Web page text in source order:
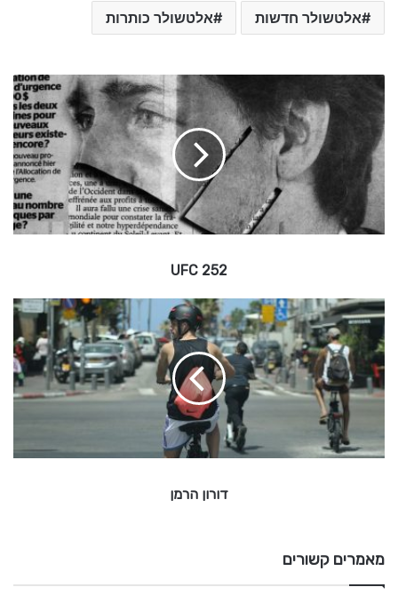
אלטשולר חדשות אלטשולר כותרות
F
C
2
UFC 252
ד
ו
ר
ו
ה
מ
ן
דורון הרמן
מאמרים קשורים